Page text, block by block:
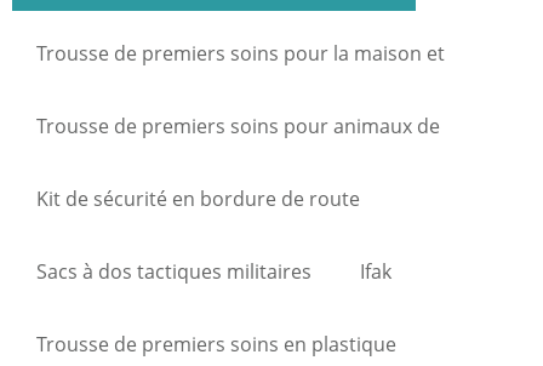
Trousse de premiers soins pour la maison et
l'industrie
Trousse de premiers soins pour animaux de
compagnie
Kit de sécurité en bordure de route
Sacs à dos tactiques militaires Ifak
Trousse de premiers soins en plastique